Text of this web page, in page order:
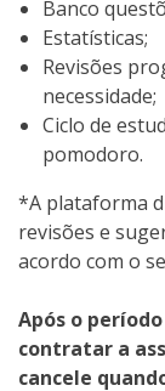
Banco
Estatísticas;
Revisões
necessidade;
Ciclo de
pomodoro.
*A plataforma
revisões e
acordo com o
Após o
contratar a
cancele